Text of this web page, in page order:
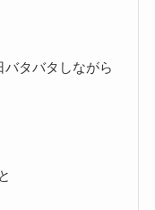
タバタしながら